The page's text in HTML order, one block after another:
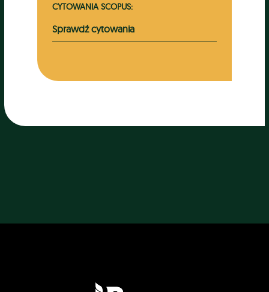
CYTOWANIA SCOPUS:
Sprawdź cytowania